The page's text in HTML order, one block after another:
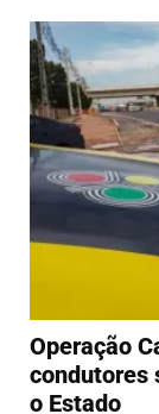
Operação
condutores
o Estado